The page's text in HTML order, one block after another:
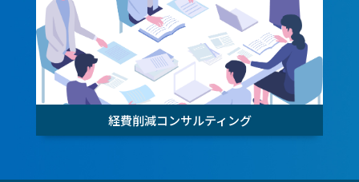
経費削減コンサルティング